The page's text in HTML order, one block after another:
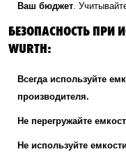
Ваш бюджет.
БЕЗОПАСНОСТЬ ПРИ
WURTH:
Всегда используйте
производителя.
Не перегружайте
Не используйте